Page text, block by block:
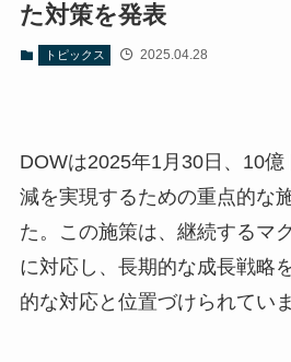
た対策を発表
トピックス 2025.04.28
DOWは2025年1月30日、10億
減を実現するための重点的な
た。この施策は、継続するマ
に対応し、長期的な成長戦略
的な対応と位置づけられていま